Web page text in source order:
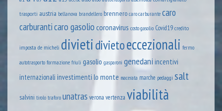
trasporti austria bellanova brandellero brennero caro carburante caro
carburanticaro gasoliocoronavirus costo gasolio Covid19credito
imposta de micheli divietidivietoeccezionali fermo
autotrasporto formazione friuli gasolio gasparoni genedani incentivi
internazionali investimenti lo monte macerata marche pedaggi salt
salvini tirolo traforo unatras verona vertenza viabilità